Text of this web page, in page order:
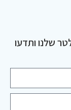
שלנו ותדעו